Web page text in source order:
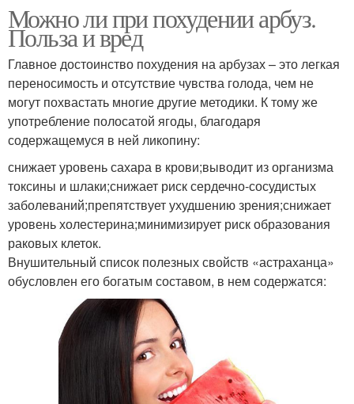
Можно ли при похудении арбуз.
Польза и вред
Главное достоинство похудения на арбузах – это легкая
переносимость и отсутствие чувства голода, чем не
могут похвастать многие другие методики. К тому же
употребление полосатой ягоды, благодаря
содержащемуся в ней ликопину:
снижает уровень сахара в крови;выводит из организма
токсины и шлаки;снижает риск сердечно-сосудистых
заболеваний;препятствует ухудшению зрения;снижает
уровень холестерина;минимизирует риск образования
раковых клеток.
Внушительный список полезных свойств «астраханца»
обусловлен его богатым составом, в нем содержатся: